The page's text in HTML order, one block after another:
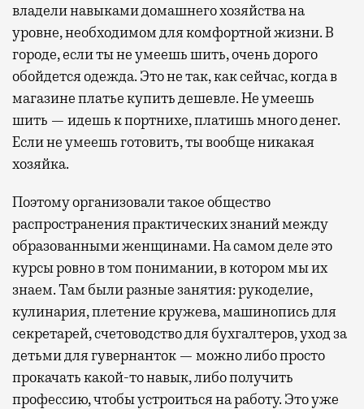
владели навыками домашнего хозяйства на
уровне, необходимом для комфортной жизни. В
городе, если ты не умеешь шить, очень дорого
обойдется одежда. Это не так, как сейчас, когда в
магазине платье купить дешевле. Не умеешь
шить — идешь к портнихе, платишь много денег.
Если не умеешь готовить, ты вообще никакая
хозяйка.
Поэтому организовали такое общество
распространения практических знаний между
образованными женщинами. На самом деле это
курсы ровно в том понимании, в котором мы их
знаем. Там были разные занятия: рукоделие,
кулинария, плетение кружева, машинопись для
секретарей, счетоводство для бухгалтеров, уход за
детьми для гувернанток — можно либо просто
прокачать какой-то навык, либо получить
профессию, чтобы устроиться на работу. Это уже